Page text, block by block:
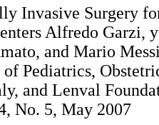
Invasive Surgery
Alfredo Garzi,
and Mario
of Pediatrics,
and Lenval
No. 5, May 2007